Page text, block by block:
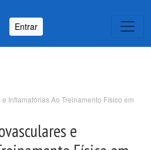
Entrar
Inflamatórias Ao Treinamento Físico em
e